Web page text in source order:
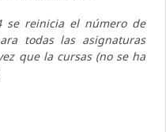
se reinicia el número de
todas las asignaturas
que la cursas (no se ha